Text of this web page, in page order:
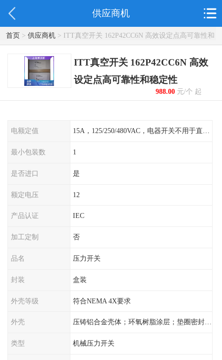
供应商机
首页> 供应商机> ITT真空开关 162P42CC6N 高效设定点高可靠性和
稳定性
ITT真空开关 162P42CC6N 高效
设定点高可靠性和稳定性
988.00元/个 起
电额定值
最小包装数 1
是否进口 是
额定电压 12
产品认证 IEC
加工定制 否
品名 压力开关
封装 盒装
外壳等级 符合NEMA 4X要求
外壳 压铸铝合金壳体；环氧树脂涂层；垫圈密封；卡紧螺丝
类型 机械压力开关